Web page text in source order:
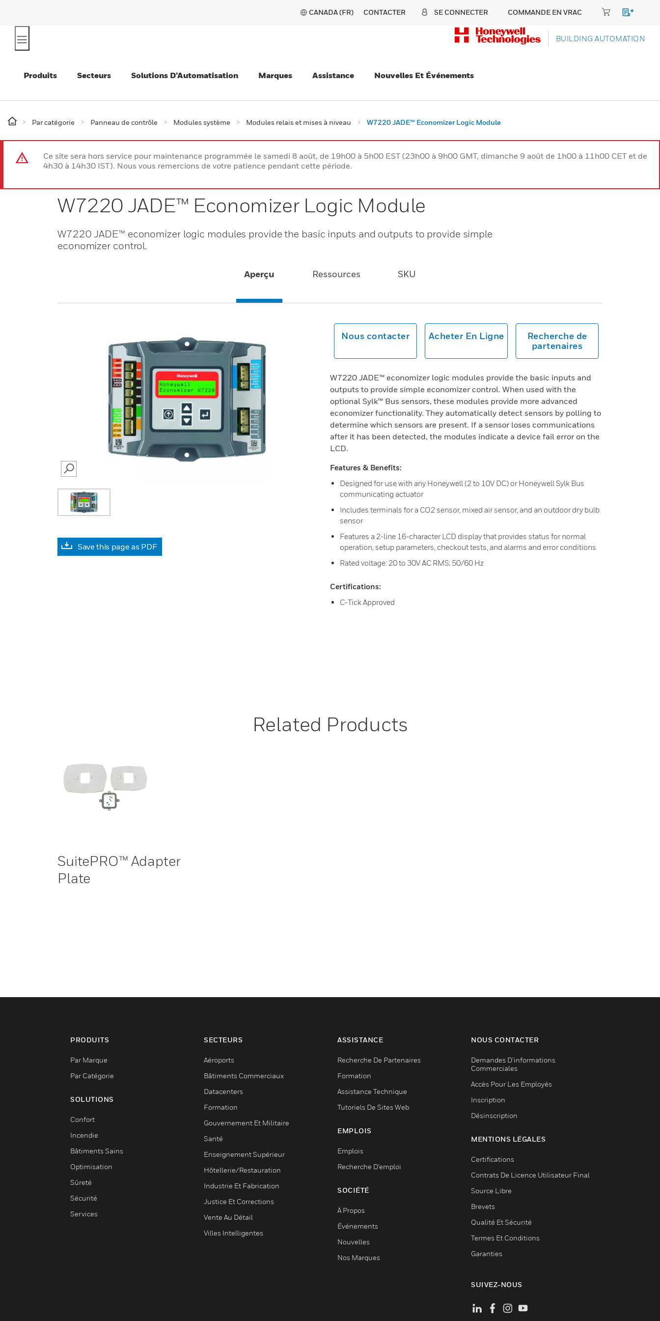
CANADA (FR) CONTACTER SE CONNECTER COMMANDE EN VRAC
BUILDING AUTOMATION
Produits Secteurs Solutions D’Automatisation Marques Assistance Nouvelles Et Événements
Par catégorie Panneau de contrôle Modules système Modules relais et mises à niveau W7220 JADE™ Economizer Logic Module
Ce site sera hors service pour maintenance programmée le samedi 8 août, de 19h00 à 5h00 EST (23h00 à 9h00 GMT, dimanche 9 août de 1h00 à 11h00 CET et de
4h30 à 14h30 IST). Nous vous remercions de votre patience pendant cette période.
W7220 JADE™ Economizer Logic Module
W7220 JADE™ economizer logic modules provide the basic inputs and outputs to provide simple
economizer control.
Aperçu Ressources SKU
SEARCH
Save this page as PDF
Nous contacter Acheter En Ligne
Recherche de
partenaires
W7220 JADE™ economizer logic modules provide the basic inputs and
outputs to provide simple economizer control. When used with the
optional Sylk™ Bus sensors, these modules provide more advanced
economizer functionality. They automatically detect sensors by polling to
determine which sensors are present. If a sensor loses communications
after it has been detected, the modules indicate a device fail error on the
LCD.
Features & Benefits:
Designed for use with any Honeywell (2 to 10V DC) or Honeywell Sylk Bus
communicating actuator
Includes terminals for a CO2 sensor, mixed air sensor, and an outdoor dry bulb
sensor
Features a 2-line 16-character LCD display that provides status for normal
operation, setup parameters, checkout tests, and alarms and error conditions
Rated voltage: 20 to 30V AC RMS; 50/60 Hz
Certifications:
C-Tick Approved
Related Products
SuitePRO™ Adapter
Plate
PRODUITS
Par Marque
Par Catégorie
SOLUTIONS
Confort
Incendie
Bâtiments Sains
Optimisation
Sûreté
Sécurité
Services
SECTEURS
Aéroports
Bâtiments Commerciaux
Datacenters
Formation
Gouvernement Et Militaire
Santé
Enseignement Supérieur
Hôtellerie/Restauration
Industrie Et Fabrication
Justice Et Corrections
Vente Au Détail
Villes Intelligentes
ASSISTANCE
Recherche De Partenaires
Formation
Assistance Technique
Tutoriels De Sites Web
EMPLOIS
Emplois
Recherche D'emploi
SOCIÉTÉ
À Propos
Événements
Nouvelles
Nos Marques
NOUS CONTACTER
Demandes D’informations
Commerciales
Accès Pour Les Employés
Inscription
Désinscription
MENTIONS LÉGALES
Certifications
Contrats De Licence Utilisateur Final
Source Libre
Brevets
Qualité Et Sécurité
Termes Et Conditions
Garanties
SUIVEZ-NOUS